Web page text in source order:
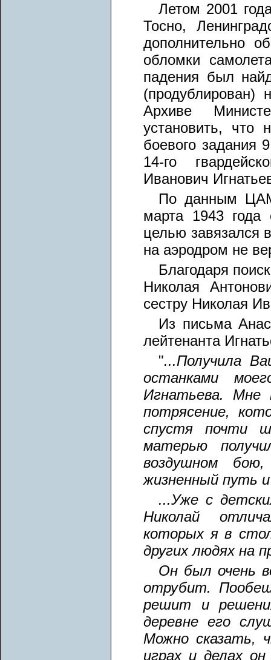
Летом 2001
Тосно,
дополнительно
обломки
падения был
Архиве
установить,
боевого задания
14-го
Иванович
По данным
марта 1943
целью завязался
на аэродром не
Благодаря
Николая
сестру Николая
Из письма
лейтенанта
"...Получила
останками
Игнатьева. Мне
потрясение,
спустя почти
матерью
воздушном
жизненный путь
...Уже с
Николай
которых я в
других людях на
Он был очень
отрубит.
решит и
деревне его
Можно сказать,
играх и делах